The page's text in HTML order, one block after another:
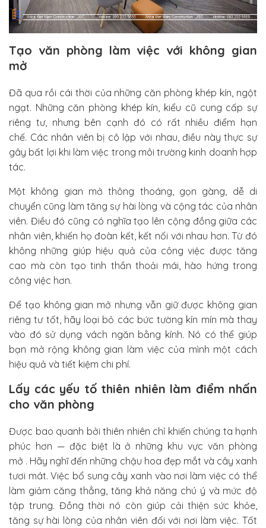
Tạo văn phòng làm việc với không gian
mở
Đã qua rồi cái thời của những căn phòng khép kín, ngột
ngạt. Những căn phòng khép kín, kiểu cũ cung cấp sự
riêng tư, nhưng bên cạnh đó có rất nhiều điểm hạn
chế. Các nhân viên bị cô lập với nhau, điều này thực sự
gây bất lợi khi làm việc trong môi trường kinh doanh hợp
tác.
Một không gian mở thông thoáng, gọn gàng, dễ di
chuyển cũng làm tăng sự hài lòng và cộng tác của nhân
viên. Điều đó cũng có nghĩa tạo lên cộng đồng giữa các
nhân viên, khiến họ đoàn kết, kết nối với nhau hơn. Từ đó
không những giúp hiệu quả của công việc được tăng
cao mà còn tạo tinh thần thoải mái, hào hứng trong
công việc hơn.
Để tạo không gian mở nhưng vẫn giữ được không gian
riêng tư tốt, hãy loại bỏ các bức tường kín mín mà thay
vào đó sử dụng vách ngăn bằng kính. Nó có thể giúp
bạn mở rộng không gian làm việc của mình một cách
hiệu quả và tiết kiệm chi phí.
Lấy các yếu tố thiên nhiên làm điểm nhấn
cho văn phòng
Được bao quanh bởi thiên nhiên chỉ khiến chúng ta hạnh
phúc hơn — đặc biệt là ở những khu vực văn phòng
mở . Hãy nghĩ đến những chậu hoa đẹp mắt và cây xanh
tươi mát. Việc bổ sung cây xanh vào nơi làm việc có thể
làm giảm căng thẳng, tăng khả năng chú ý và mức độ
tập trung. Đồng thời nó còn giúp cải thiện sức khỏe,
tăng sự hài lòng của nhân viên đối với nơi làm việc. Tốt